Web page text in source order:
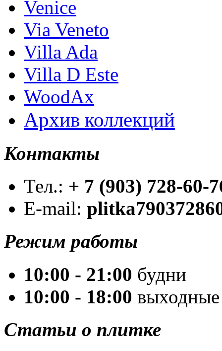
Venice
Via Veneto
Villa Ada
Villa D Este
WoodAx
Архив коллекций
Контакты
Тел.: + 7 (903) 728-60-
E-mail:
Режим работы
10:00 - 21:00 будни
10:00 - 18:00 выходные
Статьи о плитке